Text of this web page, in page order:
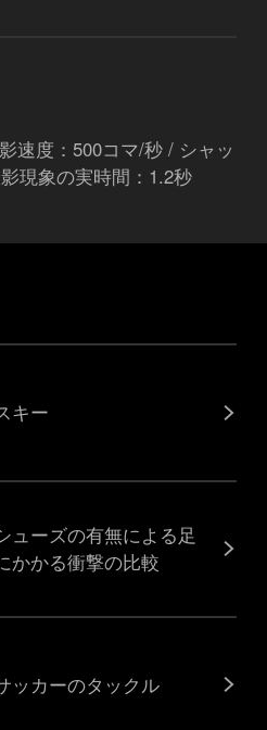
速度：500コマ/秒 / シャッ
現象の実時間：1.2秒
キー
ューズの有無による足
かかる衝撃の比較
ッカーのタックル